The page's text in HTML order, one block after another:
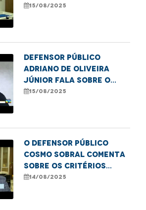
direito à amamentação
15/08/2025
Defensor Público
Adriano de Oliveira
Júnior fala sobre o
mutirão Meu Pai Tem
15/08/2025
O defensor público
Cosmo Sobral comenta
sobre os critérios
levados em
14/08/2025